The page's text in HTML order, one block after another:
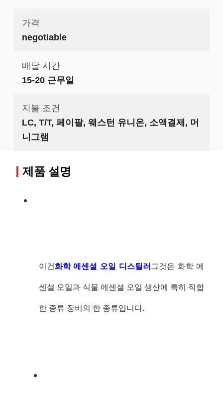
가격
negotiable
배달 시간
15-20 근무일
지불 조건
LC, T/T, 페이팔, 웨스턴 유니온, 소액결제, 머
니그램
제품 설명
이건화학 에센셜 오일 디스틸러 그것은 화학 에
센셜 오일과 식물 에센셜 오일 생산에 특히 적합
한 증류 장비의 한 종류입니다.